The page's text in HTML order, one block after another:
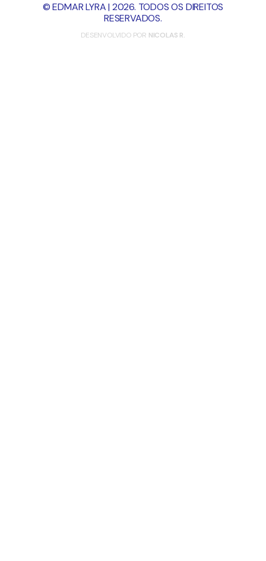
© EDMAR LYRA | 2026. TODOS OS DIREITOS
RESERVADOS.
DESENVOLVIDO POR NICOLAS R.